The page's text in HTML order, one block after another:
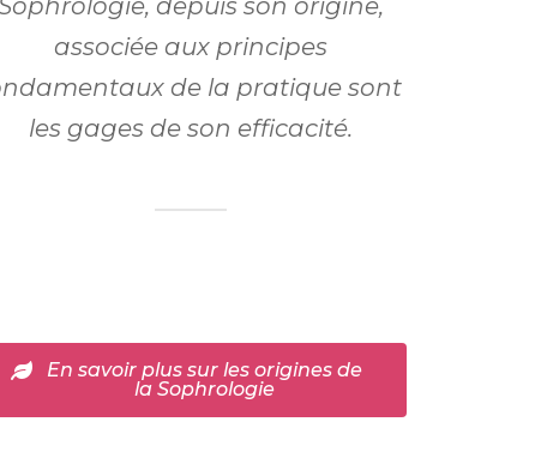
depuis son origine,
associée aux principes
de la pratique sont
les gages de son efficacité.
En savoir plus sur les origines de
la Sophrologie